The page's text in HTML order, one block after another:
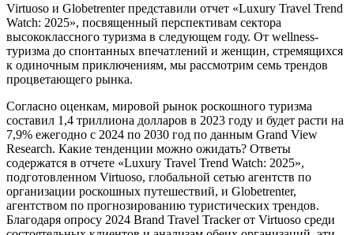
Virtuoso и Globetrenter представили отчет «Luxury Travel Trend
Watch: 2025», посвященный перспективам сектора
высококлассного туризма в следующем году. От wellness-
туризма до спонтанных впечатлений и женщин, стремящихся
к одиночным приключениям, мы рассмотрим семь трендов
процветающего рынка.
Согласно оценкам, мировой рынок роскошного туризма
составил 1,4 триллиона долларов в 2023 году и будет расти на
7,9% ежегодно с 2024 по 2030 год по данным Grand View
Research. Какие тенденции можно ожидать? Ответы
содержатся в отчете «Luxury Travel Trend Watch: 2025»,
подготовленном Virtuoso, глобальной сетью агентств по
организации роскошных путешествий, и Globetrenter,
агентством по прогнозированию туристических трендов.
Благодаря опросу 2024 Brand Travel Tracker от Virtuoso среди